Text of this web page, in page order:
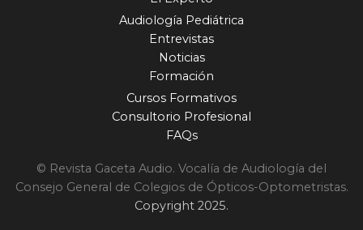
Audiología Pediátrica
Entrevistas
Noticias
Formación
Cursos Formativos
Consultorio Profesional
FAQs
© Revista Gaceta Audio. Vocalía de Audiología del
Consejo General de Colegios de Ópticos-Optometristas.
Copyright 2025.